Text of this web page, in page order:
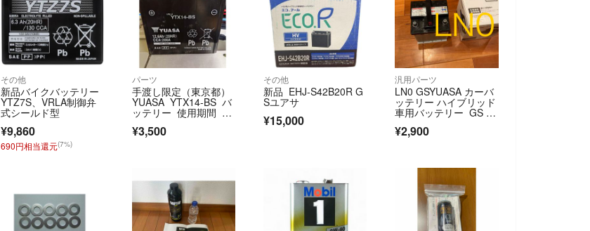
その他
新品バイクバッテリー
YTZ7S、VRLA制御弁
式シールド型
¥9,860
690円相当還元(7%)
パーツ
手渡し限定（東京都）
YUASA YTX14-BS バ
ッテリー 使用期間 約
1年
¥3,500
その他
新品 EHJ-S42B20R G
Sユアサ
¥15,000
汎用パーツ
LN0 GSYUASA カーバ
ッテリー ハイブリッド
車用バッテリー GS ユ
アサ
¥2,900